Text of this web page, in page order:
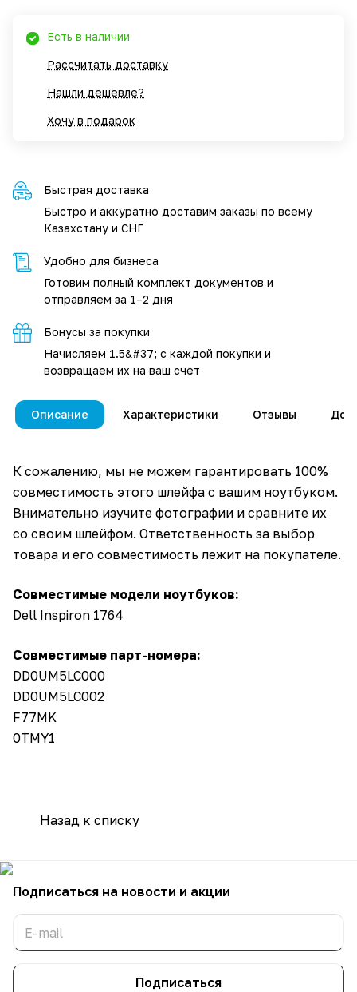
Есть в наличии
Рассчитать доставку
Нашли дешевле?
Хочу в подарок
Быстрая доставка
Быстро и аккуратно доставим заказы по всему
Казахстану и СНГ
Удобно для бизнеса
Готовим полный комплект документов и
отправляем за 1–2 дня
Бонусы за покупки
Начисляем 1.5&#37; с каждой покупки и
возвращаем их на ваш счёт
Описание Характеристики Отзывы
К сожалению, мы не можем гарантировать 100%
совместимость этого шлейфа с вашим ноутбуком.
Внимательно изучите фотографии и сравните их
со своим шлейфом. Ответственность за выбор
товара и его совместимость лежит на покупателе.
Совместимые модели ноутбуков:
Dell Inspiron 1764
Совместимые парт-номера:
DD0UM5LC000
DD0UM5LC002
F77MK
0TMY1
Назад к списку
Подписаться на новости и акции
Подписаться